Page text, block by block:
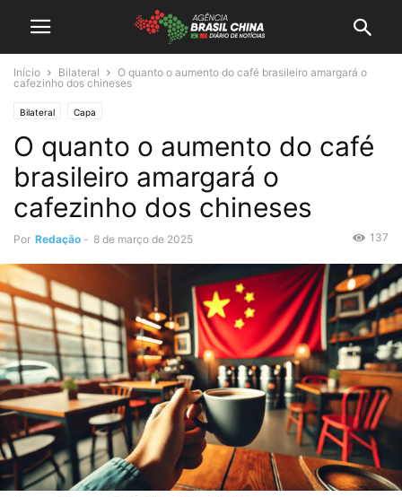
Início Bilateral
O quanto o aumento do café brasileiro amargará o
cafezinho dos chineses
Bilateral Capa
O quanto o aumento do café
brasileiro amargará o
cafezinho dos chineses
Por Redação - 8 de março de 2025 137